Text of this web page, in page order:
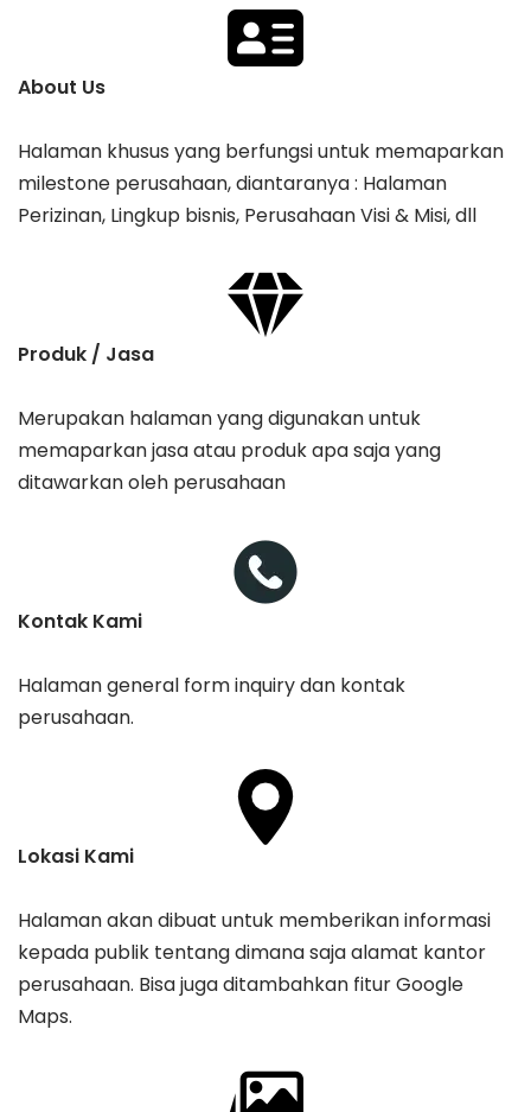
About Us
Halaman khusus yang berfungsi untuk memaparkan
milestone perusahaan, diantaranya : Halaman
Perizinan, Lingkup bisnis, Perusahaan Visi & Misi, dll
Produk / Jasa
Merupakan halaman yang digunakan untuk
memaparkan jasa atau produk apa saja yang
ditawarkan oleh perusahaan
Kontak Kami
Halaman general form inquiry dan kontak
perusahaan.
Lokasi Kami
Halaman akan dibuat untuk memberikan informasi
kepada publik tentang dimana saja alamat kantor
perusahaan. Bisa juga ditambahkan fitur Google
Maps.